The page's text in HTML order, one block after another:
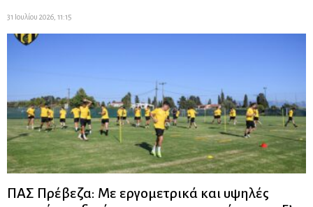
31 Ιουλίου 2026, 11:15
ΠΑΣ Πρέβεζα: Με εργομετρικά και υψηλές